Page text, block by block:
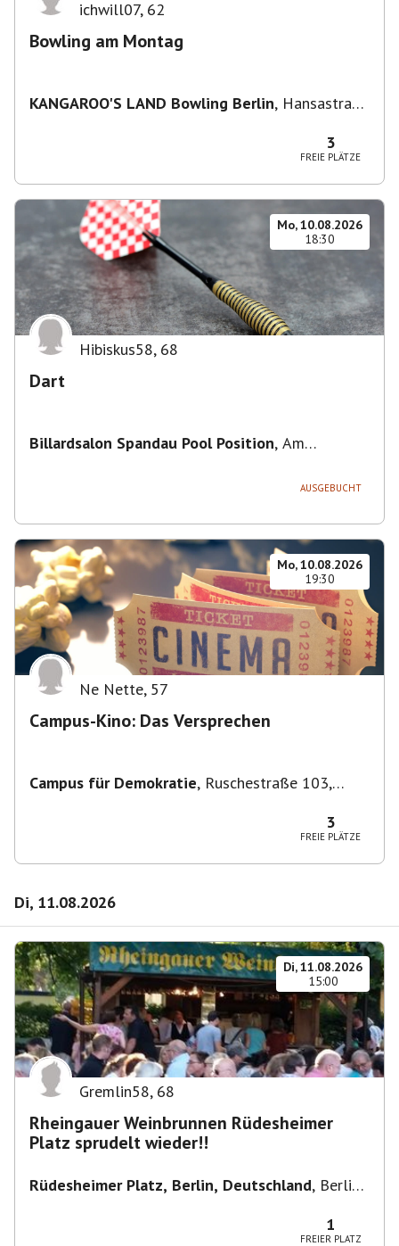
ichwill07, 62
Bowling am Montag
KANGAROO'S LAND Bowling Berlin, Hansastraße
3
FREIE PLÄTZE
Mo, 10.08.2026
18:30
Hibiskus58, 68
Dart
Billardsalon Spandau Pool Position, Am
AUSGEBUCHT
Mo, 10.08.2026
19:30
Ne Nette, 57
Campus-Kino: Das Versprechen
Campus für Demokratie, Ruschestraße 103,
3
FREIE PLÄTZE
Di, 11.08.2026
Di, 11.08.2026
15:00
Gremlin58, 68
Rheingauer Weinbrunnen Rüdesheimer
Platz sprudelt wieder!!
Rüdesheimer Platz, Berlin, Deutschland, Berlin-
1
FREIER PLATZ